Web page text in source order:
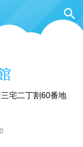
宅二丁割60番地